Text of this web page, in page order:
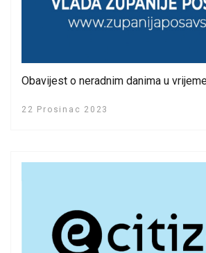
Obavijest o neradnim danima u
22 Prosinac 2023